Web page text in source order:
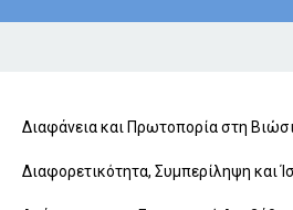
Διαφάνεια και Πρωτοπορία στη
Διαφορετικότητα, Συμπερίληψη και